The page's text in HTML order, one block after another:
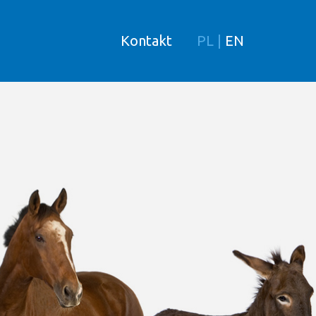
Kontakt PL EN